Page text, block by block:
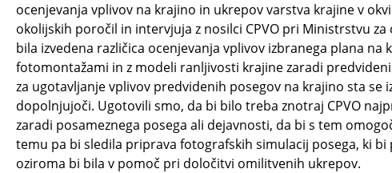
ocenjevanja vplivov na krajino in ukrepov varstva krajine v
okolijskih poročil in intervjuja z nosilci CPVO pri Ministrstvu
bila izvedena različica ocenjevanja vplivov izbranega plana
fotomontažami in z modeli ranljivosti krajine zaradi
za ugotavljanje vplivov predvidenih posegov na krajino sta se
dopolnjujoči. Ugotovili smo, da bi bilo treba znotraj CPVO
zaradi posameznega posega ali dejavnosti, da bi s tem
temu pa bi sledila priprava fotografskih simulacij posega, ki
oziroma bi bila v pomoč pri določitvi omilitvenih ukrepov.